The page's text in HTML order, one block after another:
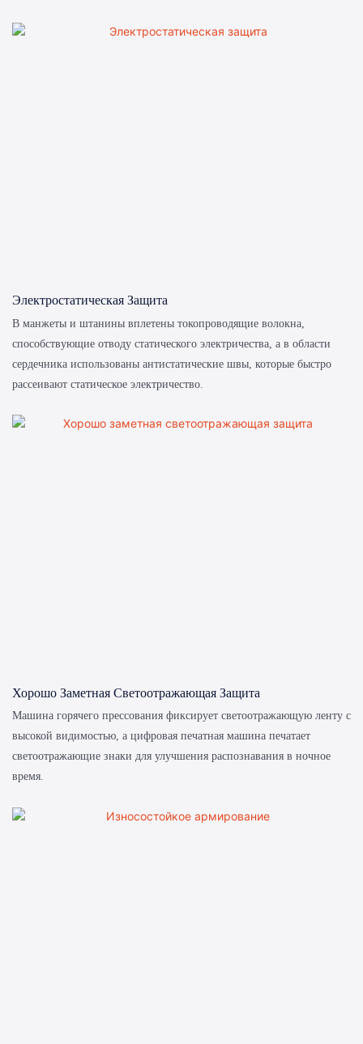
Электростатическая Защита
В манжеты и штанины вплетены токопроводящие волокна,
способствующие отводу статического электричества, а в области
сердечника использованы антистатические швы, которые быстро
рассеивают статическое электричество.
Хорошо Заметная Светоотражающая Защита
Машина горячего прессования фиксирует светоотражающую ленту с
высокой видимостью, а цифровая печатная машина печатает
светоотражающие знаки для улучшения распознавания в ночное
время.